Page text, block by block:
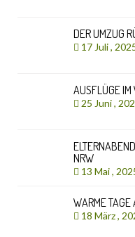
DER UMZUG
17 Juli ,
AUSFLÜGE IM
25 Juni ,
NRW
13 Mai ,
WARME TAGE
18 März ,